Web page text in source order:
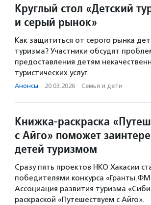
Круглый стол «Детский
и серый рынок»
Как защититься от серого рынка
туризма? Участники обсудят
предоставления детям
туристических услуг.
Анонсы · 20.03.2026 · Семья и дети
Книжка-раскраска
с Айго» поможет
детей туризмом
Сразу пять проектов НКО Хакасии
победителями конкурса
Ассоциация развития туризма
раскраской «Путешествуем с Айго».